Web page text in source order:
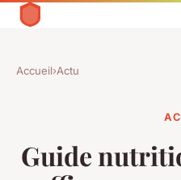
Accueil›Actu
Guide